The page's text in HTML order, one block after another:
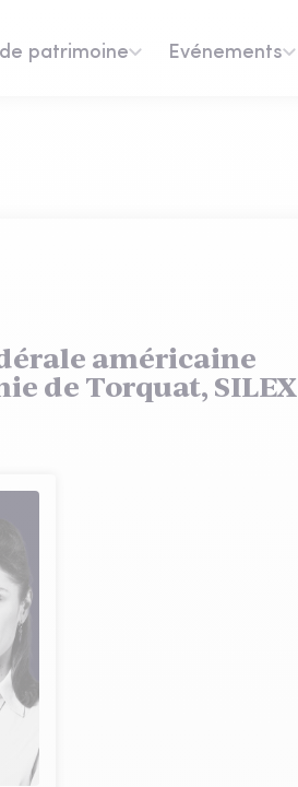
patrimoine Evénements
américaine
de Torquat, SILEX